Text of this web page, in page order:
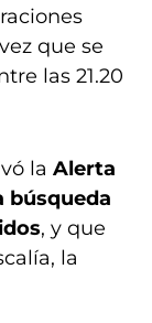
que se
las 21.20
la Alerta
búsqueda
, y que
la